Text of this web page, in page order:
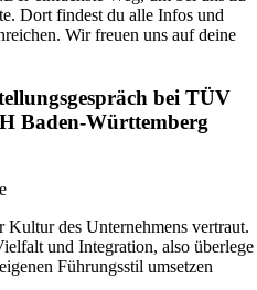
Dort findest du alle Infos und
Wir freuen uns auf deine
bei TÜV
Baden-Württemberg
des Unternehmens vertraut.
und Integration, also überlege
Führungsstil umsetzen